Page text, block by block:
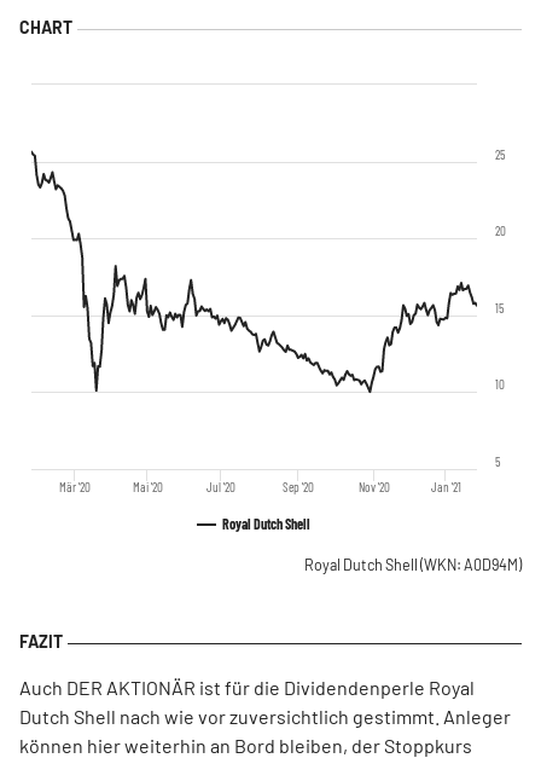
Royal Dutch Shell
Mär '20 Mai '20 Jul '20 Sep '20 Nov '20 Jan '21
5
10
15
20
25
Royal Dutch Shell (WKN: A0D94M)
Auch DER AKTIONÄR ist für die Dividendenperle Royal
Dutch Shell nach wie vor zuversichtlich gestimmt. Anleger
können hier weiterhin an Bord bleiben, der Stoppkurs